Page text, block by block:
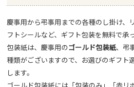
慶事用から弔事用までの各種のし掛け、
フトシールなど、ギフト包装を無料で承
包装紙は、慶事用のゴールド包装紙、弔
種類がございますので、お選びのギフト
します。
ゴールド包装紙には「包装のみ」「赤リ